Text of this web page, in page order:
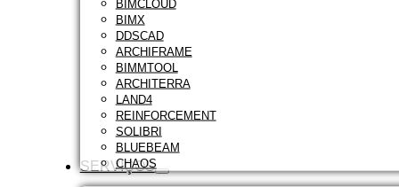
BIMCLOUD
BIMX
DDSCAD
ARCHIFRAME
BIMMTOOL
ARCHITERRA
LAND4
REINFORCEMENT
SOLIBRI
BLUEBEAM
CHAOS
SERVIÇOS